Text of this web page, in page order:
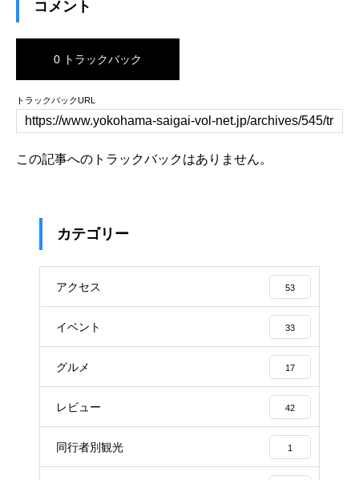
コメント
0 トラックバック
トラックバックURL
この記事へのトラックバックはありません。
カテゴリー
アクセス 53
イベント 33
グルメ 17
レビュー 42
同行者別観光 1